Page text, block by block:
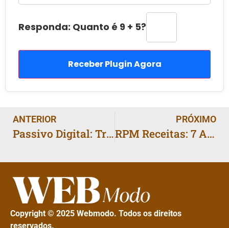
Responda: Quanto é 9 + 5?
Receber Plugin Agora
ANTERIOR
Passivo Digital: Transforme um Guia em Renda Automática
PRÓXIMO
RPM Receitas: 7 Ajustes que Elevam Ganhos por Visitante
Copyright © 2025 Webmodo. Todos os direitos
reservados.